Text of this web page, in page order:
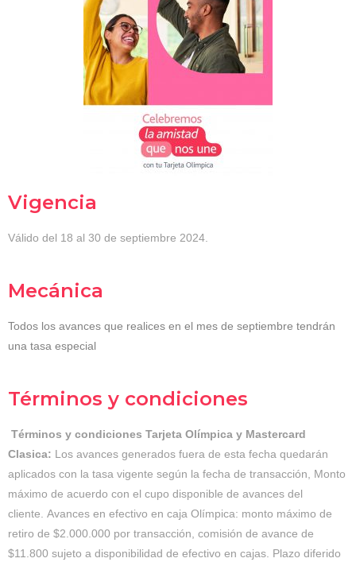
Vigencia
Válido del 18 al 30 de septiembre 2024.
Mecánica
Todos los avances que realices en el mes de septiembre tendrán
una tasa especial
Términos y condiciones
Términos y condiciones Tarjeta Olímpica y Mastercard
Clasica: Los avances generados fuera de esta fecha quedarán
aplicados con la tasa vigente según la fecha de transacción, Monto
máximo de acuerdo con el cupo disponible de avances del
cliente. Avances en efectivo en caja Olímpica: monto máximo de
retiro de $2.000.000 por transacción, comisión de avance de
$11.800 sujeto a disponibilidad de efectivo en cajas. Plazo diferido